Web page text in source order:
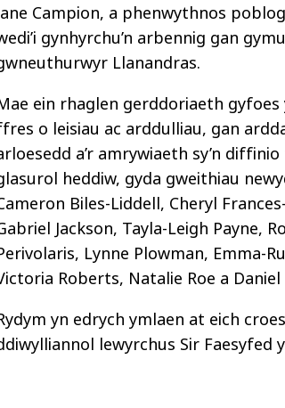
Campion, a phenwythnos
gynhyrchu’n arbennig gan
Llanandras.
ein rhaglen gerddoriaeth gyfoes
o leisiau ac arddulliau, gan
a’r amrywiaeth sy’n
heddiw, gyda gweithiau
Biles-Liddell, Cheryl
Jackson, Tayla-Leigh Payne,
Lynne Plowman, Emma-
Roberts, Natalie Roe a Daniel
yn edrych ymlaen at eich
lewyrchus Sir Faesyfed